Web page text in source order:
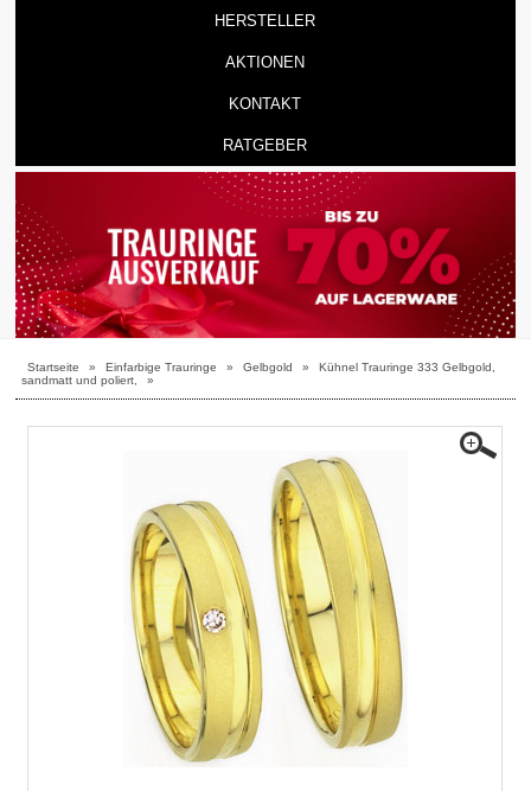
HERSTELLER
AKTIONEN
KONTAKT
RATGEBER
Startseite » Einfarbige Trauringe » Gelbgold »
Kühnel Trauringe 333 Gelbgold,
sandmatt und poliert,
»